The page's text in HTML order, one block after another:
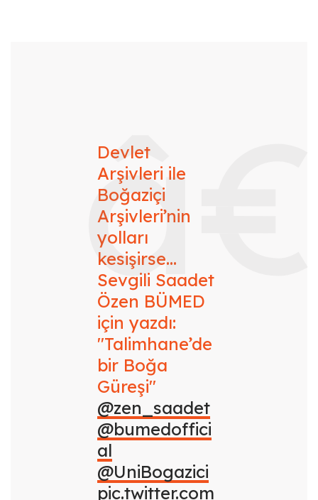
Devlet
Arşivleri ile
Boğaziçi
Arşivleri’nin
yolları
kesişirse…
Sevgili Saadet
Özen BÜMED
için yazdı:
"Talimhane’de
bir Boğa
Güreşi"
@zen_saadet
@bumedoffici
al
@UniBogazici
pic.twitter.com